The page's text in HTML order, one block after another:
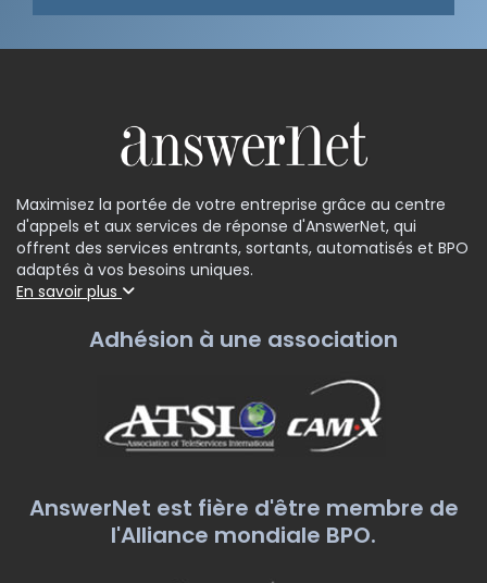
Maximisez la portée de votre entreprise grâce au centre
d'appels et aux services de réponse d'AnswerNet, qui
offrent des services entrants, sortants, automatisés et BPO
adaptés à vos besoins uniques.
En savoir plus
Adhésion à une association
AnswerNet est fière d'être membre de
l'Alliance mondiale BPO.